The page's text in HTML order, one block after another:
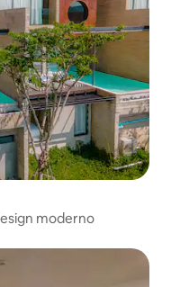
moderno